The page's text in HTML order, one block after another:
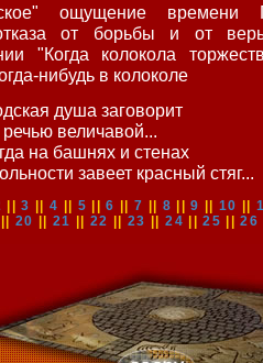
ощущение времени
от борьбы и от
"Когда колокола
нибудь в колоколе
душа заговорит
величавой...
на башнях и стенах
завеет красный стяг...
||3 4 5 ||6 7 8 ||9 ||10 ||
||20 ||21 ||22 ||23 ||24 ||25 ||26